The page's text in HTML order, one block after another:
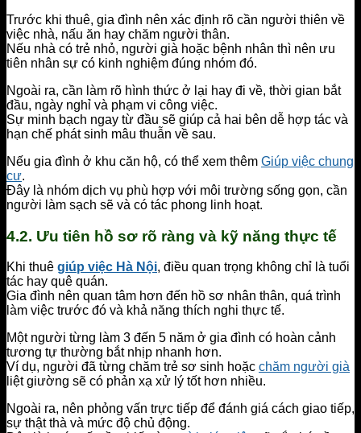
Trước khi thuê, gia đình nên xác định rõ cần người thiên về
việc nhà, nấu ăn hay chăm người thân.
Nếu nhà có trẻ nhỏ, người già hoặc bệnh nhân thì nên ưu
tiên nhân sự có kinh nghiệm đúng nhóm đó.
Ngoài ra, cần làm rõ hình thức ở lại hay đi về, thời gian bắt
đầu, ngày nghỉ và phạm vi công việc.
Sự minh bạch ngay từ đầu sẽ giúp cả hai bên dễ hợp tác và
hạn chế phát sinh mâu thuẫn về sau.
Nếu gia đình ở khu căn hộ, có thể xem thêm Giúp việc chung
cư.
Đây là nhóm dịch vụ phù hợp với môi trường sống gọn, cần
người làm sạch sẽ và có tác phong linh hoạt.
4.2. Ưu tiên hồ sơ rõ ràng và kỹ năng thực tế
Khi thuê giúp việc Hà Nội, điều quan trọng không chỉ là tuổi
tác hay quê quán.
Gia đình nên quan tâm hơn đến hồ sơ nhân thân, quá trình
làm việc trước đó và khả năng thích nghi thực tế.
Một người từng làm 3 đến 5 năm ở gia đình có hoàn cảnh
tương tự thường bắt nhịp nhanh hơn.
Ví dụ, người đã từng chăm trẻ sơ sinh hoặc chăm người già
liệt giường sẽ có phản xạ xử lý tốt hơn nhiều.
Ngoài ra, nên phỏng vấn trực tiếp để đánh giá cách giao tiếp,
sự thật thà và mức độ chủ động.